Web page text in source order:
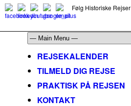
Følg Historiske Rejser
REJSEKALENDER
TILMELD DIG REJSE
PRAKTISK PÅ REJSEN
KONTAKT